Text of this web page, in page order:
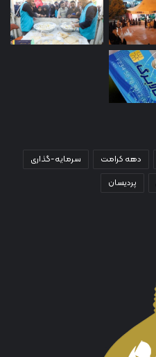
دهه کرامت
سرمایه-گذاری
پردیسان